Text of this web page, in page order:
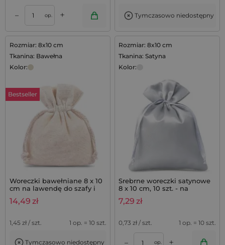
– op. + Tymczasowo niedostępny
Rozmiar: 8x10 cm
Tkanina: Bawełna
Kolor:
Bestseller
Woreczki bawełniane 8 x 10
cm na lawendę do szafy i
szuflad - 10 szt.
14,49 zł
1,45 zł / szt. 1 op. = 10 szt.
Tymczasowo niedostępny
Rozmiar: 8x10 cm
Tkanina: Satyna
Kolor:
Srebrne woreczki satynowe
8 x 10 cm, 10 szt. - na
biżuterię, upominki,
prezenty
7,29 zł
0,73 zł / szt. 1 op. = 10 szt.
– op. +